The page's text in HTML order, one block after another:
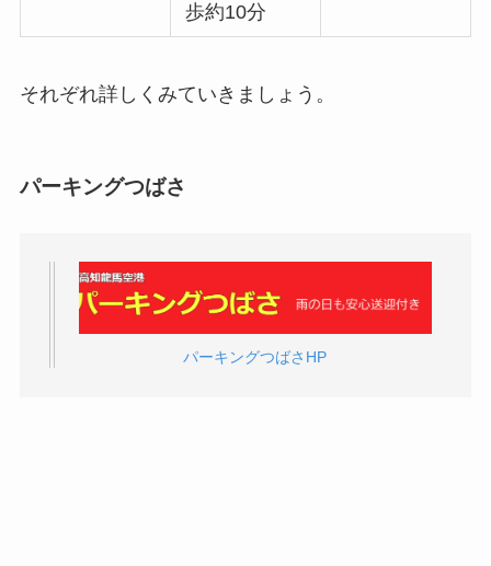
歩約10分
それぞれ詳しくみていきましょう。
パーキングつばさ
パーキングつばさHP